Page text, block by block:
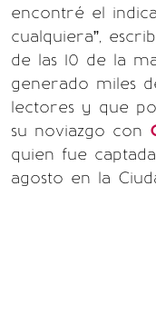
encontré el
cualquiera”,
de las 10 de la
generado miles
lectores y que
su noviazgo con
quien fue
agosto en la